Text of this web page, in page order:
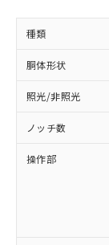
種類
胴体形状
照光/非照光
ノッチ数
操作部